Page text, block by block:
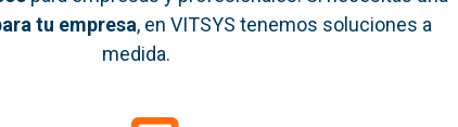
tu empresa, en VITSYS tenemos soluciones a
medida.